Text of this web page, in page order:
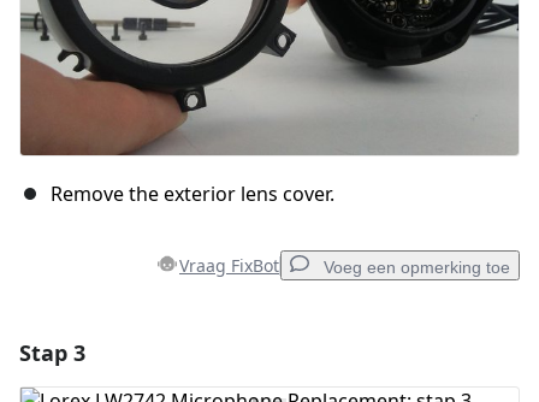
Remove the exterior lens cover.
Vraag FixBot Voeg een opmerking toe
Stap 3